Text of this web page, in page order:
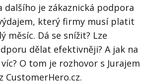
dalšího je zákaznická podpora
který firmy musí platit
měsíc. Dá se snížit? Lze
dělat efektivněji? A jak na
O tom je rozhovor s Jurajem
CustomerHero.cz.